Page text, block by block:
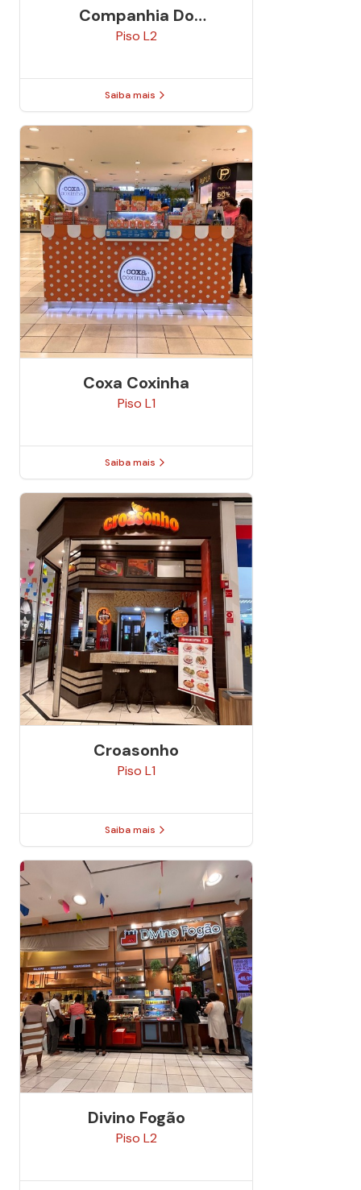
Companhia Do
Churrasco
Piso L2
Saiba mais
Coxa Coxinha
Piso L1
Saiba mais
Croasonho
Piso L1
Saiba mais
Divino Fogão
Piso L2